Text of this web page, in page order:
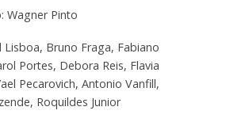
: Wagner Pinto
Lisboa, Bruno Fraga, Fabiano
Portes, Debora Reis, Flavia
Pecarovich, Antonio Vanfill,
Roquildes Junior